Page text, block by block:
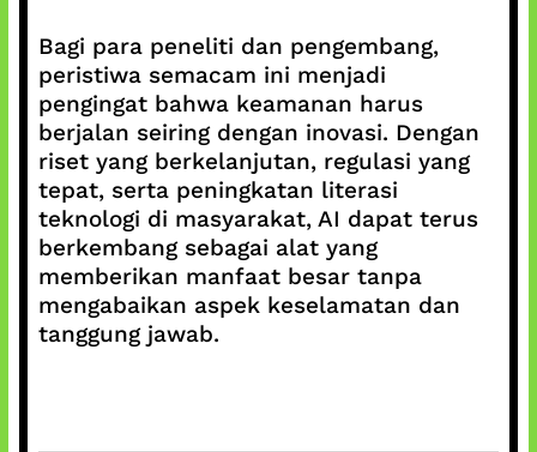
Bagi para peneliti dan pengembang,
peristiwa semacam ini menjadi
pengingat bahwa keamanan harus
berjalan seiring dengan inovasi. Dengan
riset yang berkelanjutan, regulasi yang
tepat, serta peningkatan literasi
teknologi di masyarakat, AI dapat terus
berkembang sebagai alat yang
memberikan manfaat besar tanpa
mengabaikan aspek keselamatan dan
tanggung jawab.